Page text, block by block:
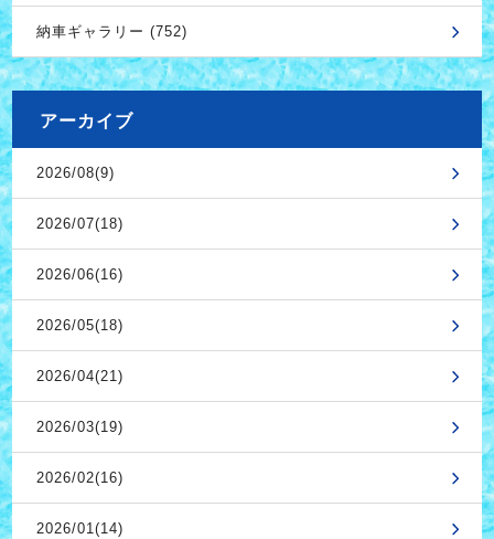
納車ギャラリー (752)
アーカイブ
2026/08(9)
2026/07(18)
2026/06(16)
2026/05(18)
2026/04(21)
2026/03(19)
2026/02(16)
2026/01(14)